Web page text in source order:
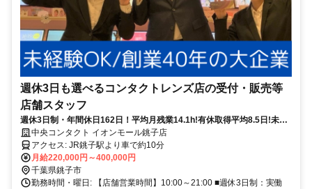
週休3日も選べるコンタクトレンズ店の受付・販売等
店舗スタッフ
週休3日制・年間休日162日！平均月残業14.1h!有休取得平均8.5日!未経
験OK/社割あり
中央コンタクト イオンモール銚子店
アクセス: JR銚子駅より車で約10分
月給220,000円～400,000円
千葉県銚子市
勤務時間・曜日: 【店舗営業時間】10:00～21:00 ■週休3日制：実働